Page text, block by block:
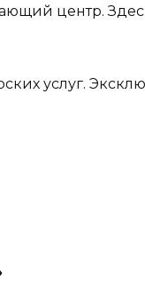
центр.
услуг.